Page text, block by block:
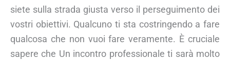
siete sulla strada giusta verso il perseguimento dei
vostri obiettivi. Qualcuno ti sta costringendo a fare
qualcosa che non vuoi fare veramente. È cruciale
sapere che Un incontro professionale ti sarà molto